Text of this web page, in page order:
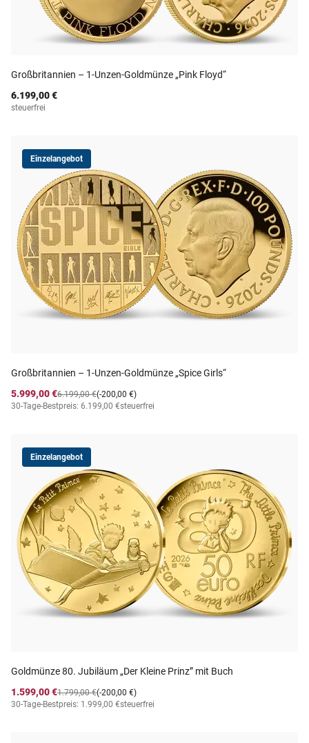
Großbritannien – 1-Unzen-Goldmünze „Pink Floyd“
6.199,00 €
steuerfrei
Einzelangebot
Großbritannien – 1-Unzen-Goldmünze „Spice Girls“
5.999,00 €
(-200,00 €)
6.199,00 €
30-Tage-Bestpreis: 6.199,00 €steuerfrei
Einzelangebot
Goldmünze 80. Jubiläum „Der Kleine Prinz” mit Buch
1.599,00 €
(-200,00 €)
1.799,00 €
30-Tage-Bestpreis: 1.999,00 €steuerfrei